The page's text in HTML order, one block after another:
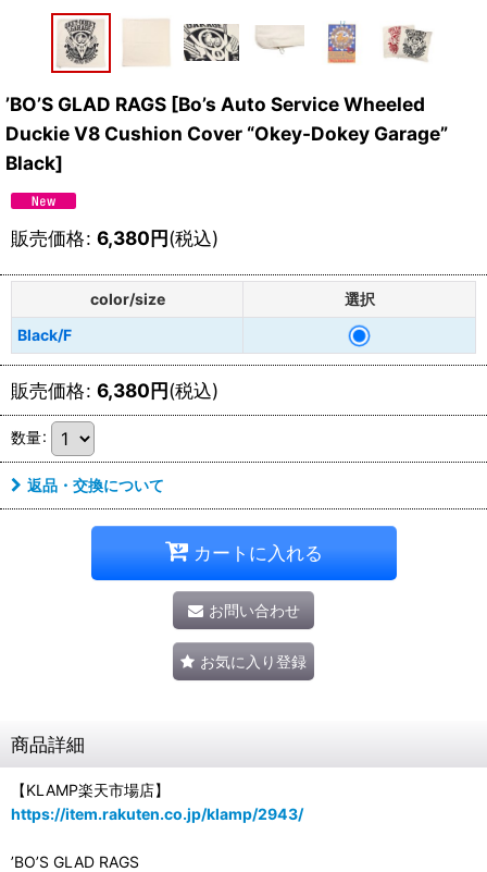
’BO’S GLAD RAGS [Bo’s Auto Service Wheeled
Duckie V8 Cushion Cover “Okey-Dokey Garage”
Black]
販売価格: 6,380円(税込)
color/size
選択
Black/F
販売価格: 6,380円(税込)
数量:
返品・交換について
カートに入れる
お問い合わせ
お気に入り登録
商品詳細
【KLAMP楽天市場店】
https://item.rakuten.co.jp/klamp/2943/
’BO’S GLAD RAGS